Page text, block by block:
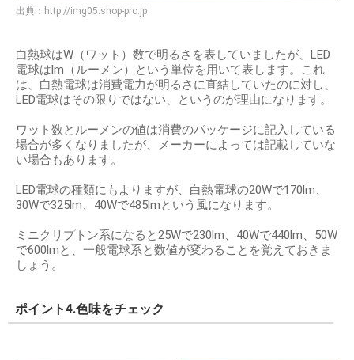
出典： http://img05.shop-pro.jp
白熱球はW（ワット）数で明るさを表していましたが、LED
電球はlm（ルーメン）という単位を用いて表します。これ
は、白熱電球は消費電力が明るさに直結していたのに対し、
LED電球はその限りではない、というのが理由になります。
ワット数とルーメンの値は消費のパッケージに記入している
場合が多くなりましたが、メーカーによっては記載していな
い場合もあります。
LED電球の種類にもよりますが、白熱電球の20Wで170lm、
30Wで325lm、40Wで485lmという風になります。
ミニクリプトン系になると25Wで230lm、40Wで440lm、50W
で600lmと、一般電球系と数値が変わることを覚えておきま
しょう。
ポイント4.色味をチェック